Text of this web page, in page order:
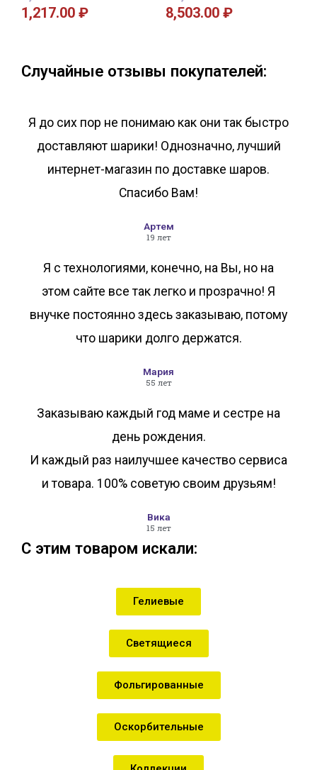
1,217.00 ₽
8,503.00 ₽
Случайные отзывы покупателей:
Я до сих пор не понимаю как они так быстро
доставляют шарики! Однозначно, лучший
интернет-магазин по доставке шаров.
Спасибо Вам!
Артем
19 лет
Я с технологиями, конечно, на Вы, но на
этом сайте все так легко и прозрачно! Я
внучке постоянно здесь заказываю, потому
что шарики долго держатся.
Мария
55 лет
Заказываю каждый год маме и сестре на
день рождения.
И каждый раз наилучшее качество сервиса
и товара. 100% советую своим друзьям!
Вика
15 лет
С этим товаром искали:
Гелиевые
Светящиеся
Фольгированные
Оскорбительные